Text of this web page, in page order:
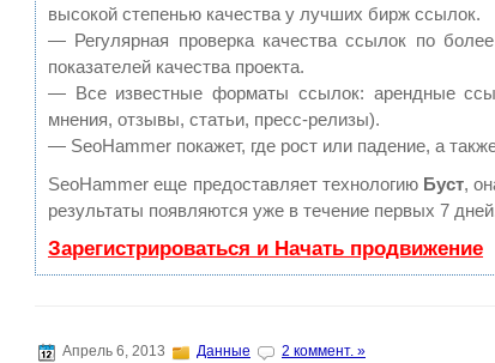
высокой степенью качества у лучших бирж ссылок.
— Регулярная проверка качества ссылок по
показателей качества проекта.
— Все известные форматы ссылок: арендные
мнения, отзывы, статьи, пресс-релизы).
— SeoHammer покажет, где рост или падение, а
SeoHammer еще предоставляет технологию Буст,
результаты появляются уже в течение первых 7
Зарегистрироваться и Начать продвижение
Апрель 6, 2013 Данные 2 коммент. »